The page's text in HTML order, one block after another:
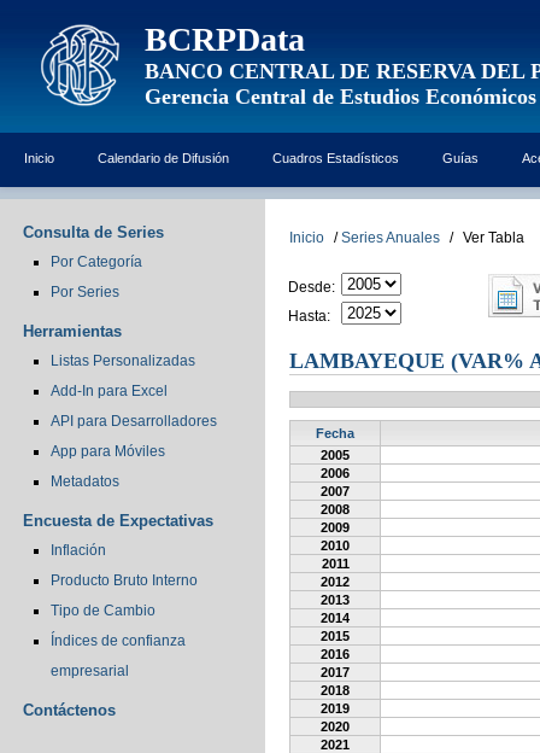
BCRPData
BANCO CENTRAL DE RESERVA DEL
Gerencia Central de Estudios Económicos
Inicio Calendario de Difusión Cuadros Estadísticos Guías
Consulta de Series
Por Categoría
Por Series
Herramientas
Listas Personalizadas
Add-In para Excel
API para Desarrolladores
App para Móviles
Metadatos
Encuesta de Expectativas
Inflación
Producto Bruto Interno
Tipo de Cambio
Índices de confianza
empresarial
Contáctenos
Inicio / Series Anuales / Ver Tabla
Desde:
Hasta:
LAMBAYEQUE (VAR%
Fecha
2005
2006
2007
2008
2009
2010
2011
2012
2013
2014
2015
2016
2017
2018
2019
2020
2021